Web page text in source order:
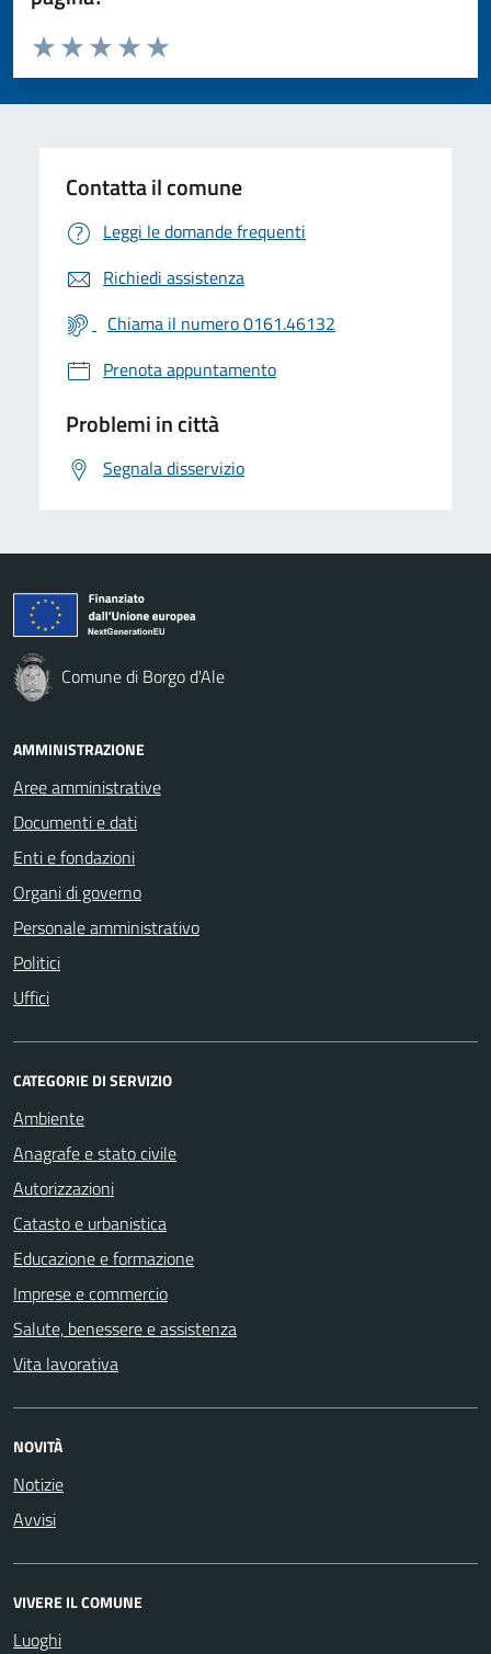
Valuta da 1 a 5 stelle la pagina
Valuta 5 stelle su 5
Valuta 4 stelle su 5
Valuta 3 stelle su 5
Valuta 2 stelle su 5
Valuta 1 stelle su 5
Contatta il comune
Leggi le domande frequenti
Richiedi assistenza
Chiama il numero 0161.46132
Prenota appuntamento
Problemi in città
Segnala disservizio
Comune di Borgo d'Ale
AMMINISTRAZIONE
Aree amministrative
Documenti e dati
Enti e fondazioni
Organi di governo
Personale amministrativo
Politici
Uffici
CATEGORIE DI SERVIZIO
Ambiente
Anagrafe e stato civile
Autorizzazioni
Catasto e urbanistica
Educazione e formazione
Imprese e commercio
Salute, benessere e assistenza
Vita lavorativa
NOVITÀ
Notizie
Avvisi
VIVERE IL COMUNE
Luoghi